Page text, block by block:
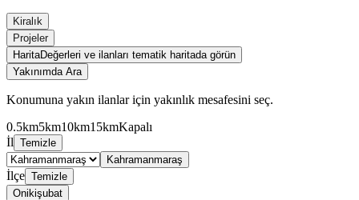
Kiralık
Projeler
HaritaDeğerleri ve ilanları tematik haritada görün
Yakınımda Ara
Konumuna yakın ilanlar için yakınlık mesafesini seç.
0.5km5km10km15kmKapalı
İl Temizle
Kahramanmaraş
İlçe Temizle
Onikişubat